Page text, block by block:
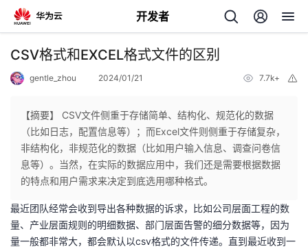
开发者
返
个
主
的
我
CSV格式和EXCEL格式文件的区别
gentle_zhou 2024/01/21 7.7k+
【摘要】 CSV文件侧重于存储简单、结构化、规范化的数据
（比如日志，配置信息等）；而Excel文件则侧重于存储复杂，
非结构化，非规范化的数据（比如用户输入信息、调查问卷信
息等）。当然，在实际的数据应用中，我们还是需要根据数据
的特点和用户需求来决定到底选用哪种格式。
最近团队经常会收到导出各种数据的诉求，比如公司层面工程的数
量、产业层面规则的明细数据、部门层面告警的细分数据等，因为
量一般都非常大，都会默认以csv格式的文件传递。直到最近收到一